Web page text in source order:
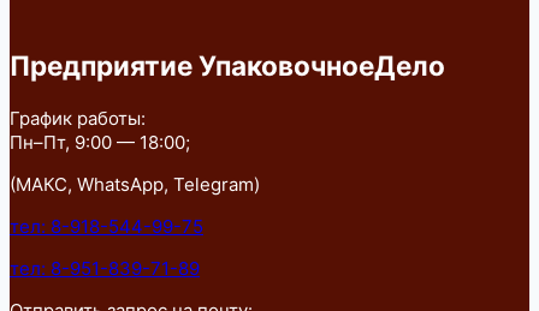
Предприятие УпаковочноеДело
График работы:
Пн–Пт, 9:00 — 18:00;
(МАКС, WhatsApp, Telegram)
тел: 8-918-544-99-75
тел: 8-951-839-71-89